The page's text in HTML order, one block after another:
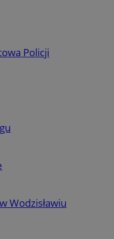
Policji
Wodzisławiu